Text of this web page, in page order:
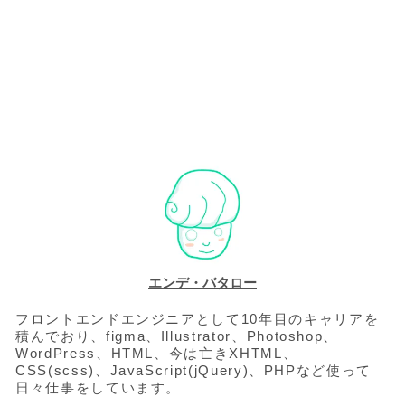
エンデ・バタロー
フロントエンドエンジニアとして10年目のキャリアを
積んでおり、figma、Illustrator、Photoshop、
WordPress、HTML、今は亡きXHTML、
CSS(scss)、JavaScript(jQuery)、PHPなど使って
日々仕事をしています。